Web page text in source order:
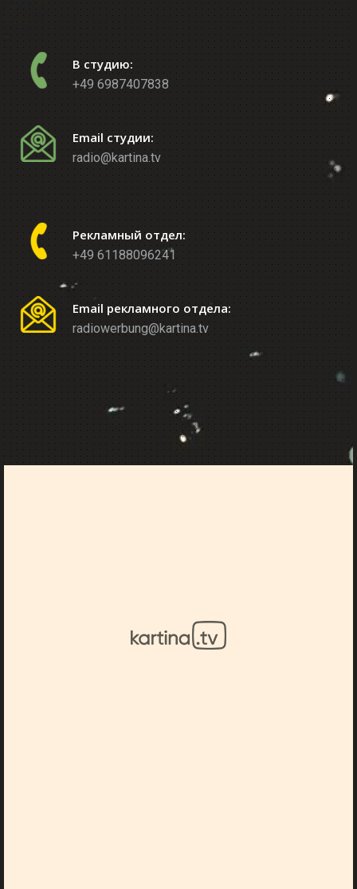
В студию:
+49 6987407838
Email студии:
radio@kartina.tv
Рекламный отдел:
+49 61188096241
Email рекламного отдела:
radiowerbung@kartina.tv